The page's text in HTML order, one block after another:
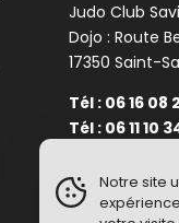
Judo Club
Dojo : Route
17350 Saint-
Tél : 06 16
Tél : 06 11
Notre site